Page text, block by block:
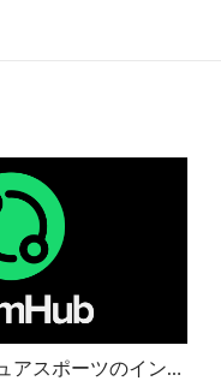
TeamHub | アマチュアスポーツのインフラを支えるマネジメントアプリ